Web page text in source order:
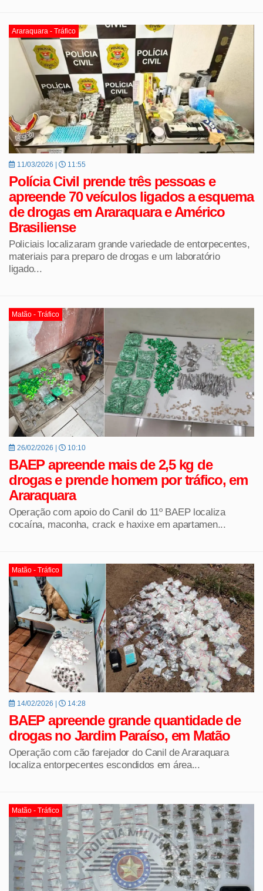
Araraquara - Tráfico
11/03/2026 | 11:55
Polícia Civil prende três pessoas e
apreende 70 veículos ligados a esquema
de drogas em Araraquara e Américo
Brasiliense
Policiais localizaram grande variedade de entorpecentes,
materiais para preparo de drogas e um laboratório
ligado...
Matão - Tráfico
26/02/2026 | 10:10
BAEP apreende mais de 2,5 kg de
drogas e prende homem por tráfico, em
Araraquara
Operação com apoio do Canil do 11º BAEP localiza
cocaína, maconha, crack e haxixe em apartamen...
Matão - Tráfico
14/02/2026 | 14:28
BAEP apreende grande quantidade de
drogas no Jardim Paraíso, em Matão
Operação com cão farejador do Canil de Araraquara
localiza entorpecentes escondidos em área...
Matão - Tráfico